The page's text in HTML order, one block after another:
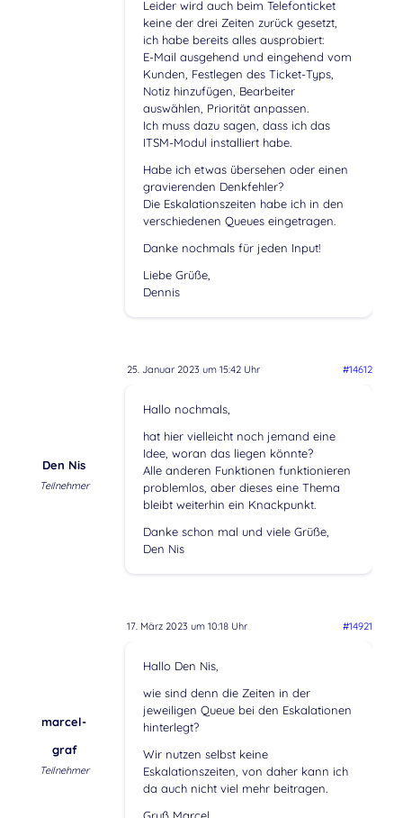
Leider wird auch beim Telefonticket
keine der drei Zeiten zurück gesetzt,
ich habe bereits alles ausprobiert:
E-Mail ausgehend und eingehend vom
Kunden, Festlegen des Ticket-Typs,
Notiz hinzufügen, Bearbeiter
auswählen, Priorität anpassen.
Ich muss dazu sagen, dass ich das
ITSM-Modul installiert habe.
Habe ich etwas übersehen oder einen
gravierenden Denkfehler?
Die Eskalationszeiten habe ich in den
verschiedenen Queues eingetragen.
Danke nochmals für jeden Input!
Liebe Grüße,
Dennis
25. Januar 2023 um 15:42 Uhr #14612
Den Nis
Teilnehmer
Hallo nochmals,
hat hier vielleicht noch jemand eine
Idee, woran das liegen könnte?
Alle anderen Funktionen funktionieren
problemlos, aber dieses eine Thema
bleibt weiterhin ein Knackpunkt.
Danke schon mal und viele Grüße,
Den Nis
17. März 2023 um 10:18 Uhr #14921
marcel-
graf
Teilnehmer
Hallo Den Nis,
wie sind denn die Zeiten in der
jeweiligen Queue bei den Eskalationen
hinterlegt?
Wir nutzen selbst keine
Eskalationszeiten, von daher kann ich
da auch nicht viel mehr beitragen.